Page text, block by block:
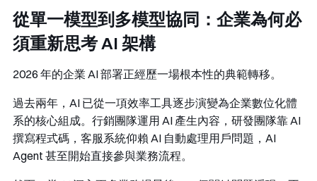
從單一模型到多模型協同：企業為何必
須重新思考 AI 架構
2026 年的企業 AI 部署正經歷一場根本性的典範轉移。
過去兩年，AI 已從一項效率工具逐步演變為企業數位化體
系的核心組成。行銷團隊運用 AI 產生內容，研發團隊靠 AI
撰寫程式碼，客服系統仰賴 AI 自動處理用戶問題，AI
Agent 甚至開始直接參與業務流程。